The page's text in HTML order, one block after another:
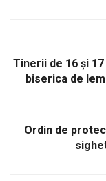
Tinerii de 16 și
biserica de
Ordin de